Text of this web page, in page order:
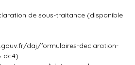
de sous-traitance (disponible
daj/formulaires-declaration-
dc4)